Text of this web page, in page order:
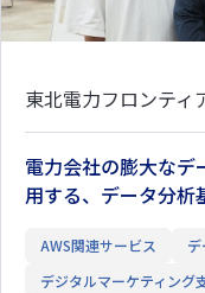
東北電力フロンティ
電力会社の膨大なデ
用する、データ分析
AWS関連サービス
デジタルマーケティング